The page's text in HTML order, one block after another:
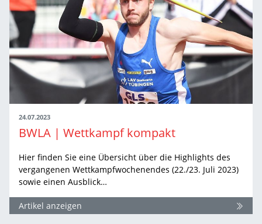
24.07.2023
BWLA | Wettkampf kompakt
Hier finden Sie eine Übersicht über die Highlights des
vergangenen Wettkampfwochenendes (22./23. Juli 2023)
sowie einen Ausblick…
Artikel anzeigen